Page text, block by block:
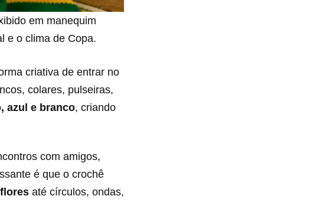
em manequim
e o clima de Copa.
criativa de entrar no
colares, pulseiras,
azul e branco, criando
com amigos,
é que o crochê
até círculos, ondas,